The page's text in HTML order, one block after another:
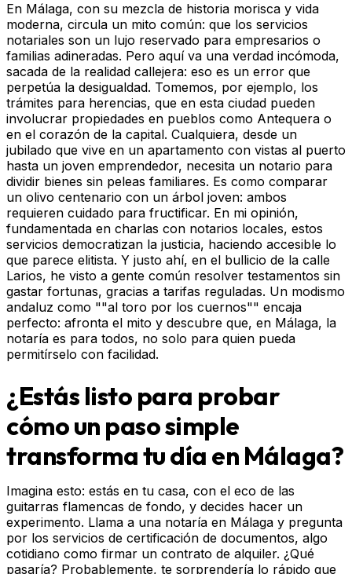
En Málaga, con su mezcla de historia morisca y vida
moderna, circula un mito común: que los servicios
notariales son un lujo reservado para empresarios o
familias adineradas. Pero aquí va una verdad incómoda,
sacada de la realidad callejera: eso es un error que
perpetúa la desigualdad. Tomemos, por ejemplo, los
trámites para herencias, que en esta ciudad pueden
involucrar propiedades en pueblos como Antequera o
en el corazón de la capital. Cualquiera, desde un
jubilado que vive en un apartamento con vistas al puerto
hasta un joven emprendedor, necesita un notario para
dividir bienes sin peleas familiares. Es como comparar
un olivo centenario con un árbol joven: ambos
requieren cuidado para fructificar. En mi opinión,
fundamentada en charlas con notarios locales, estos
servicios democratizan la justicia, haciendo accesible lo
que parece elitista. Y justo ahí, en el bullicio de la calle
Larios, he visto a gente común resolver testamentos sin
gastar fortunas, gracias a tarifas reguladas. Un modismo
andaluz como ""al toro por los cuernos"" encaja
perfecto: afronta el mito y descubre que, en Málaga, la
notaría es para todos, no solo para quien pueda
permitírselo con facilidad.
¿Estás listo para probar
cómo un paso simple
transforma tu día en Málaga?
Imagina esto: estás en tu casa, con el eco de las
guitarras flamencas de fondo, y decides hacer un
experimento. Llama a una notaría en Málaga y pregunta
por los servicios de certificación de documentos, algo
cotidiano como firmar un contrato de alquiler. ¿Qué
pasaría? Probablemente, te sorprendería lo rápido que